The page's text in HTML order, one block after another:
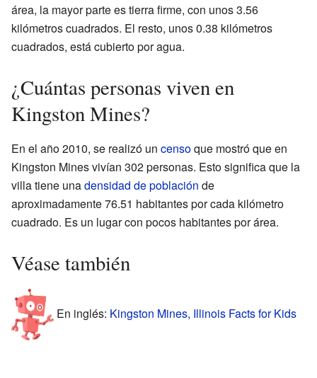
área, la mayor parte es tierra firme, con unos 3.56
kilómetros cuadrados. El resto, unos 0.38 kilómetros
cuadrados, está cubierto por agua.
¿Cuántas personas viven en
Kingston Mines?
En el año 2010, se realizó un censoque mostró que en
Kingston Mines vivían 302 personas. Esto significa que la
villa tiene unadensidad de población de
aproximadamente 76.51 habitantes por cada kilómetro
cuadrado. Es un lugar con pocos habitantes por área.
Véase también
En inglés: Kingston Mines, Illinois Facts for Kids